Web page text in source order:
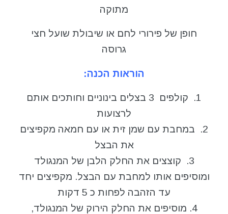
מתוקה
חופן של פירורי לחם או שיבולת שועל חצי
גרוסה
הוראות הכנה:
1. קולפים 3 בצלים בינוניים וחותכים אותם
לרצועות
2. במחבת עם שמן זית או עם חמאה מקפיצים
את הבצל
3. קוצצים את החלק הלבן של המנגולד
ומוסיפים אותו למחבת עם הבצל. מקפיצים יחד
עד הזהבה לפחות כ 5 דקות
4. מוסיפים את החלק הירוק של המנגולד,